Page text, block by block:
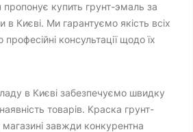
пропонує купить грунт-эмаль за
в Києві. Ми гарантуємо якість всіх
консультації щодо їх
в Києві забезпечуємо швидку
товарів. Краска грунт-
завжди конкурентна